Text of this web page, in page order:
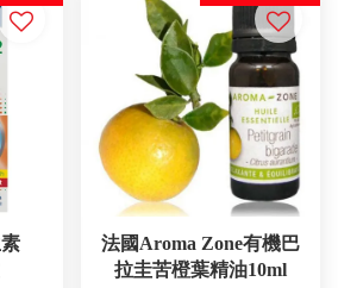
法國Aroma Zone有機巴
拉圭苦橙葉精油10ml